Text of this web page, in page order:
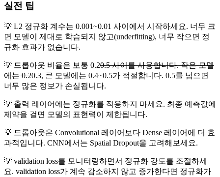
실전 팁
💡 L2 정규화 계수는 0.001~0.01 사이에서 시작하세요. 너무 크
면 모델이 제대로 학습되지 않고(underfitting), 너무 작으면 정
규화 효과가 없습니다.
💡 드롭아웃 비율은 보통 0.20.5 사이를 사용합니다. 작은 모델
에는 0.20.3, 큰 모델에는 0.4~0.5가 적절합니다. 0.5를 넘으면
너무 많은 정보가 손실됩니다.
💡 출력 레이어에는 정규화를 적용하지 마세요. 최종 예측값에
제약을 걸면 모델의 표현력이 제한됩니다.
💡 드롭아웃은 Convolutional 레이어보다 Dense 레이어에 더 효
과적입니다. CNN에서는 Spatial Dropout을 고려해보세요.
💡 validation loss를 모니터링하면서 정규화 강도를 조절하세
요. validation loss가 계속 감소하지 않고 증가한다면 정규화가